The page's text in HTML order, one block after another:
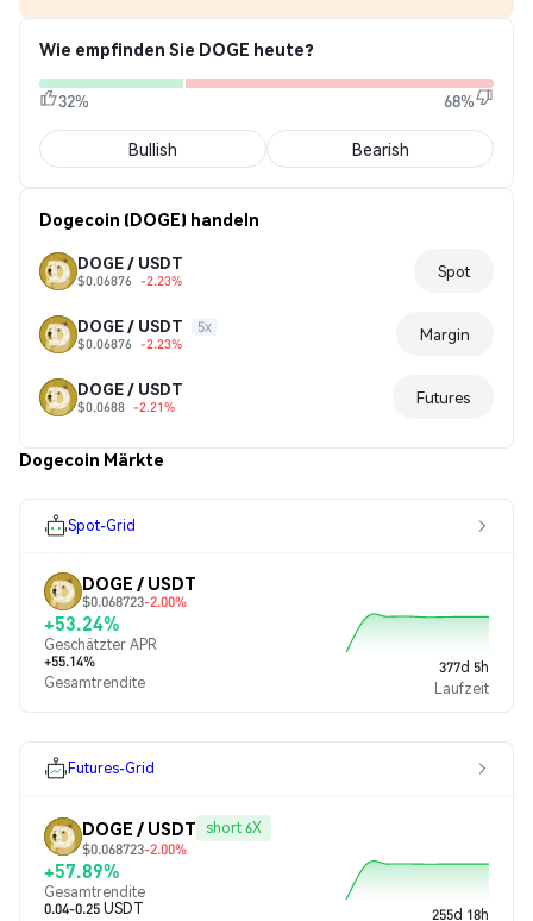
Wie empfinden Sie DOGE heute?
32% 68%
Bullish Bearish
Dogecoin (DOGE) handeln
DOGE / USDT
$0.06876 -2.23% Spot
DOGE / USDT 5x
$0.06876 -2.23% Margin
DOGE / USDT
$0.0688 -2.21% Futures
Dogecoin Märkte
Spot-Grid
DOGE / USDT
$0.068723-2.00%
+53.24%
Geschätzter APR
+55.14%
Gesamtrendite
377d 5h
Laufzeit
Futures-Grid
DOGE / USDT short 6X
$0.068723-2.00%
+57.89%
Gesamtrendite
0.04-0.25 USDT
255d 18h